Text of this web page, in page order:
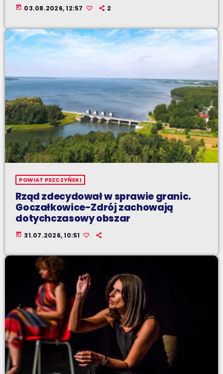
today 03.08.2026, 12:57 2
POWIAT PSZCZYŃSKI
Rząd zdecydował w sprawie granic.
Goczałkowice-Zdrój zachowają
dotychczasowy obszar
today 31.07.2026, 10:51